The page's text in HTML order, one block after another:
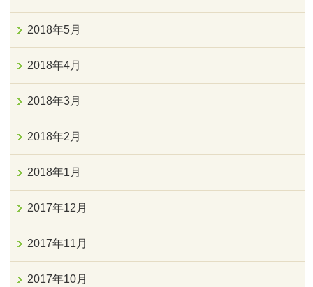
2018年5月
2018年4月
2018年3月
2018年2月
2018年1月
2017年12月
2017年11月
2017年10月